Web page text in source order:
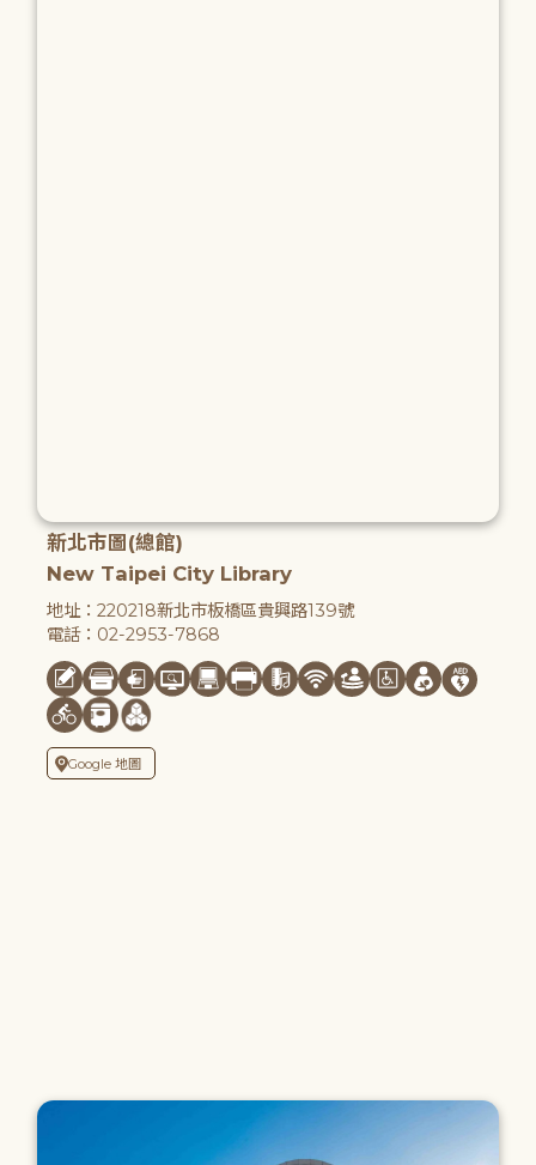
新北市圖(總館)
New Taipei City Library
地址：220218新北市板橋區貴興路139號
電話：02-2953-7868
Google 地圖